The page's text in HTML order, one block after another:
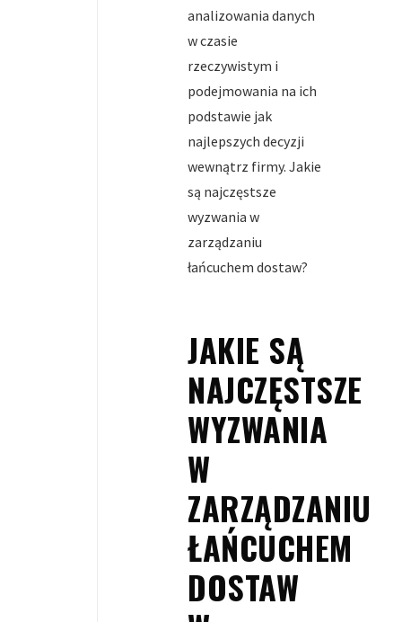
analizowania danych
w czasie
rzeczywistym i
podejmowania na ich
podstawie jak
najlepszych decyzji
wewnątrz firmy. Jakie
są najczęstsze
wyzwania w
zarządzaniu
łańcuchem dostaw?
JAKIE SĄ
NAJCZĘSTSZE
WYZWANIA
W
ZARZĄDZANIU
ŁAŃCUCHEM
DOSTAW